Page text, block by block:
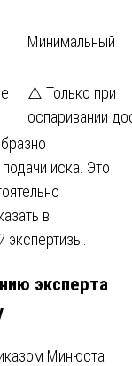
Минимальный
⚠️ Только при
оспаривании
иска. Это
в
эксперта
Минюста